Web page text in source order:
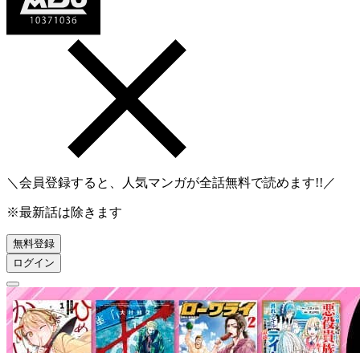
＼会員登録すると、人気マンガが全話無料で読めます!!／
※最新話は除きます
無料登録
ログイン